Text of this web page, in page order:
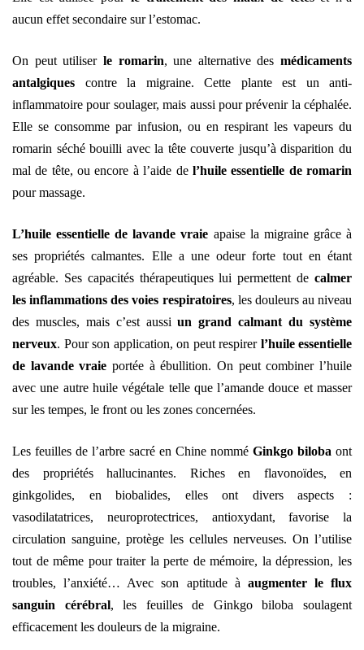
aucun effet secondaire sur l’estomac.
On peut utiliser le romarin, une alternative des médicaments
antalgiques contre la migraine. Cette plante est un anti-
inflammatoire pour soulager, mais aussi pour prévenir la céphalée.
Elle se consomme par infusion, ou en respirant les vapeurs du
romarin séché bouilli avec la tête couverte jusqu’à disparition du
mal de tête, ou encore à l’aide de l’huile essentielle de romarin
pour massage.
L’huile essentielle de lavande vraie apaise la migraine grâce à
ses propriétés calmantes. Elle a une odeur forte tout en étant
agréable. Ses capacités thérapeutiques lui permettent de calmer
les inflammations des voies respiratoires, les douleurs au niveau
des muscles, mais c’est aussiun grand calmant du système
nerveux. Pour son application, on peut respirer l’huile essentielle
de lavande vraie portée à ébullition. On peut combiner l’huile
avec une autre huile végétale telle que l’amande douce et masser
sur les tempes, le front ou les zones concernées.
Les feuilles de l’arbre sacré en Chine nommé Ginkgo biloba ont
des propriétés hallucinantes. Riches en flavonoïdes, en
ginkgolides, en biobalides, elles ont divers aspects :
vasodilatatrices, neuroprotectrices, antioxydant, favorise la
circulation sanguine, protège les cellules nerveuses. On l’utilise
tout de même pour traiter la perte de mémoire, la dépression, les
troubles, l’anxiété… Avec son aptitude à augmenter le flux
sanguin cérébral, les feuilles de Ginkgo biloba soulagent
efficacement les douleurs de la migraine.